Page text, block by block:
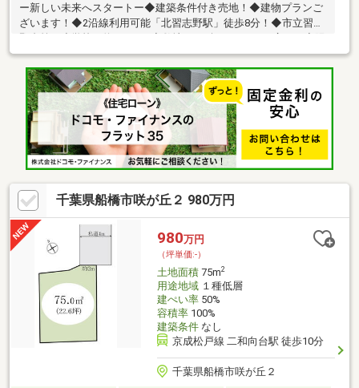
ー新しい未来へスタートー◆建築条件付き売地！◆建物プランご
ざいます！◆2沿線利用可能「北習志野駅」徒歩8分！◆市立習志
野台第一小学校 約400ｍ！◆敷地 45.65坪！ゆとりの広さ！◆陽
当り・通風良好！本日ご見学可能です！ご見学予約は【 ０４７
－３２３－６５２２ 】もちろん資料請求のみでも大歓迎です！
下記オレンジ色【資料請求する(無料)】をクリック！ご請求くだ
さい♪【スタートホーム株式会社】提携銀行変動金利の場合 金
利 年0.73％ 借入期間最長４０年もございます。お問い合わせ
は【 ０４７－３２３－６５２２ 】までお気軽にご連絡くださ
い♪
千葉県船橋市咲が丘２ 980万円
980万円
（坪単価:-）
土地面積75m2
用途地域１種低層
建ぺい率50%
容積率100%
建築条件なし
京成松戸線 二和向台駅 徒歩10分
千葉県船橋市咲が丘２